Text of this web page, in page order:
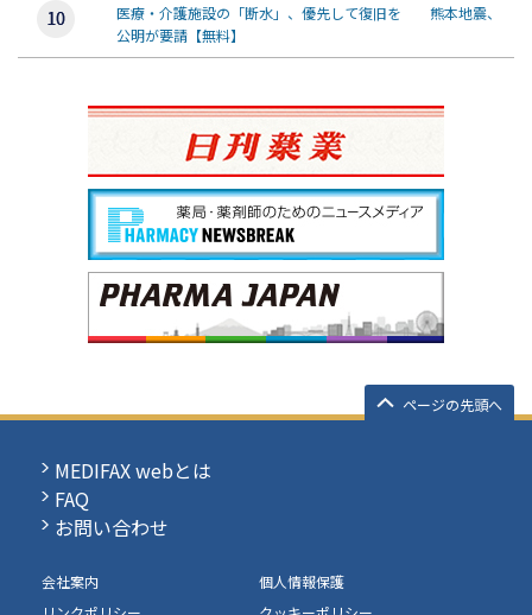
医療・介護施設の「断水」、優先して復旧を 熊本地震、
公明が要請【無料】
ページの先頭へ
MEDIFAX webとは
FAQ
お問い合わせ
会社案内
個人情報保護